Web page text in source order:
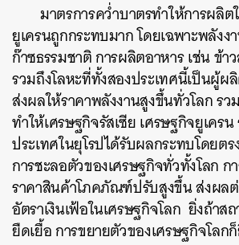
มาตรการคว่ำบาตรทำให้การผลิต
ยูเครนถูกกระทบมาก โดยเฉพาะพลัง
ก๊าซธรรมชาติ การผลิตอาหาร เช่น ข้า
รวมถึงโลหะที่ทั้งสองประเทศนี้เป็นผู้ผ
ส่งผลให้ราคาพลังงานสูงขึ้นทั่วโลก ร
ทำให้เศรษฐกิจรัสเซีย เศรษฐกิจยูเคร
ประเทศในยุโรปได้รับผลกระทบโดยต
การชะลอตัวของเศรษฐกิจทั่วทั้งโลก
ราคาสินค้าโภคภัณฑ์ปรับสูงขึ้น ส่งผล
อัตราเงินเฟ้อในเศรษฐกิจโลก ยิ่งถ้าส
ยืดเยื้อ การขยายตัวของเศรษฐกิจโลก